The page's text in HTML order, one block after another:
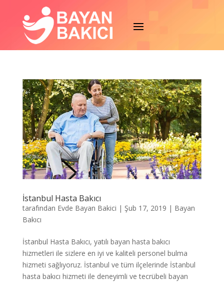
İstanbul Hasta Bakıcı
tarafından Evde Bayan Bakici | Şub 17, 2019 | Bayan
Bakıcı
İstanbul Hasta Bakıcı, yatılı bayan hasta bakıcı
hizmetleri ile sizlere en iyi ve kaliteli personel bulma
hizmeti sağlıyoruz. İstanbul ve tüm ilçelerinde İstanbul
hasta bakıcı hizmeti ile deneyimli ve tecrübeli bayan